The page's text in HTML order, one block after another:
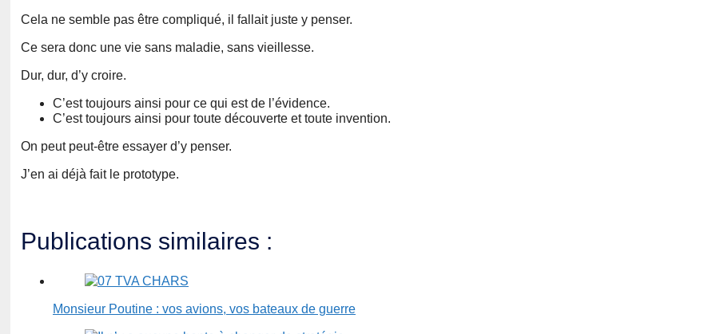
Cela ne semble pas être compliqué, il fallait juste y penser.
Ce sera donc une vie sans maladie, sans vieillesse.
Dur, dur, d’y croire.
C’est toujours ainsi pour ce qui est de l’évidence.
C’est toujours ainsi pour toute découverte et toute invention.
On peut peut-être essayer d’y penser.
J’en ai déjà fait le prototype.
Publications similaires :
Monsieur Poutine : vos avions, vos bateaux de guerre